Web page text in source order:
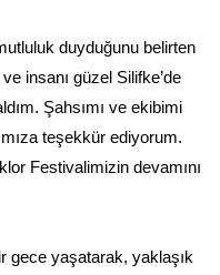
duyduğunu belirten
insanı güzel Silifke’de
Şahsımı ve ekibimi
teşekkür ediyorum.
Festivalimizin devamını
gece yaşatarak, yaklaşık